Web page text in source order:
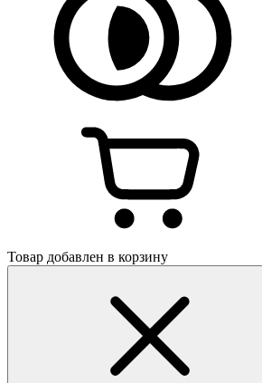
Товар добавлен в корзину